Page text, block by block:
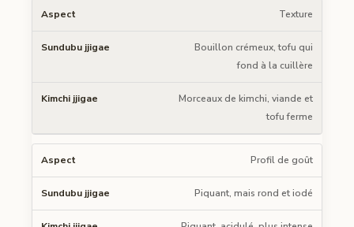
Texture
Bouillon crémeux, tofu qui
fond à la cuillère
Morceaux de kimchi, viande et
tofu ferme
Profil de goût
Piquant, mais rond et iodé